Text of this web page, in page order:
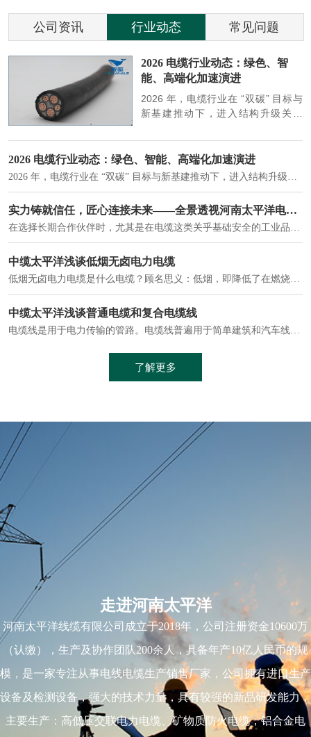
公司资讯 行业动态 常见问题
2026 电缆行业动态：绿色、智
能、高端化加速演进
2026 年，电缆行业在 “双碳” 目标与
新基建推动下，进入结构升级关键
大清晰趋势，市场格局持续优化。
2026 电缆行业动态：绿色、智能、高端化加速演进
实力铸就信任，匠心连接未来——全景透视河南太平洋电缆厂
在选择长期合作伙伴时，尤其是在电缆这类关乎基础安全的工业品上，供应商的“内在实力”远比一纸报价单更重要。今天，我们邀请您“云参观”河南太平洋电缆厂，透过每一个细节，看我们如何将“可靠”二字，铸入每一米电缆。
中缆太平洋浅谈低烟无卤电力电缆
低烟无卤电力电缆是什么电缆？顾名思义：低烟，即降低了在燃烧时有害物体的产生；卤素对于人体来说是一种有毒气体，无卤就是没有毒气体的释放，通常是针对电缆遇火灾时而言的。低烟无卤电力电缆又可以称之为环保电缆，低烟无卤电缆大多数用于医院和对环境卫生要求比较严格的地方。
中缆太平洋浅谈普通电缆和复合电缆线
电缆线是用于电力传输的管路。电缆线普遍用于简单建筑和汽车线材，作为能源输送缆线，电缆线的复杂结构勿庸置疑。根据目标功能，电缆线具有以下一些特点：建筑用和车用线材要求轻质、大批量生产、价格低廉、具有相当的电学和力学性能和长时间的耐老化性能；工业用线材必须具有符合客户要求的性能；
了解更多
走进河南太平洋
河南太平洋线缆有限公司成立于2018年，公司注册资金10600万
（认缴），生产及协作团队200余人，具备年产10亿人民币的规
模，是一家专注从事电线电缆生产销售厂家，公司拥有进口生产
设备及检测设备，强大的技术力量，具有较强的新品研发能力，
主要生产：高低压交联电力电缆、矿物质防火电缆，铝合金电